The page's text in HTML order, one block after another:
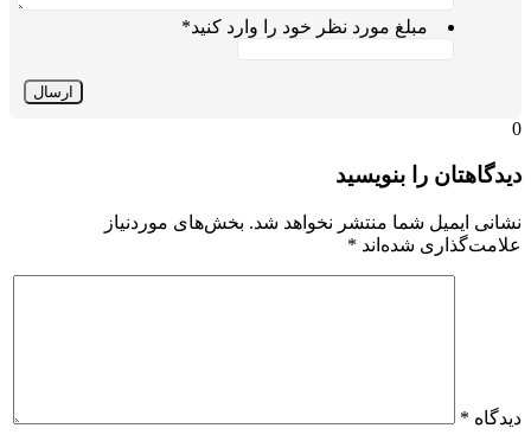
مبلغ مورد نظر خود را وارد کنید*
0
دیدگاهتان را بنویسید
نشانی ایمیل شما منتشر نخواهد شد. بخش‌های موردنیاز
علامت‌گذاری شده‌اند *
دیدگاه *